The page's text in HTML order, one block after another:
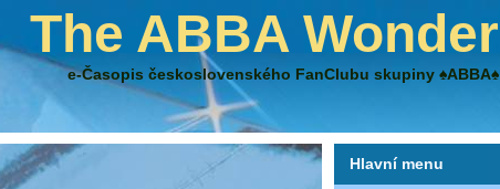
The ABBA Wonder
e-Časopis československého FanClubu skupiny ♠ABBA♠
Hlavní menu